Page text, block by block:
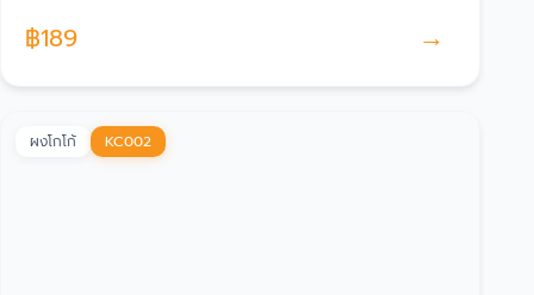
฿189 →
ผงโกโก้ KC002